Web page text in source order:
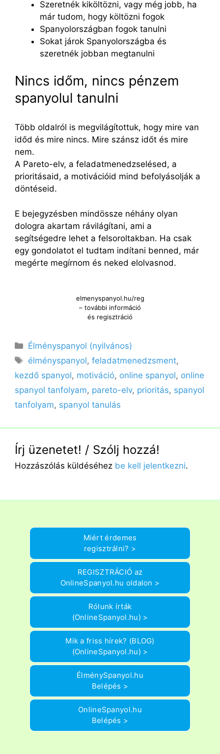
Szeretnék kiköltözni, vagy még jobb, ha
már tudom, hogy költözni fogok
Spanyolországban fogok tanulni
Sokat járok Spanyolországba és
szeretnék jobban megtanulni
Nincs időm, nincs pénzem
spanyolul tanulni
Több oldalról is megvilágítottuk, hogy mire van
időd és mire nincs. Mire szánsz időt és mire
nem.
A Pareto-elv, a feladatmenedzselésed, a
prioritásaid, a motivációid mind befolyásolják a
döntéseid.
E bejegyzésben mindössze néhány olyan
dologra akartam rávilágítani, ami a
segítségedre lehet a felsoroltakban. Ha csak
egy gondolatot el tudtam indítani benned, már
megérte megírnom és neked elolvasnod.
elmenyspanyol.hu/reg
– további információ
és regisztráció
Kategória
Élményspanyol (nyilvános)
Címkék
élményspanyol,feladatmenedzsment,
kezdő spanyol, motiváció, online spanyol, online
spanyol tanfolyam, pareto-elv, prioritás, spanyol
tanfolyam, spanyol tanulás
Írj üzenetet! / Szólj hozzá!
Hozzászólás küldéséhez be kell jelentkezni.
Miért érdemes
regisztrálni? >
REGISZTRÁCIÓ az
OnlineSpanyol.hu oldalon >
Rólunk írták
(OnlineSpanyol.hu) >
Mik a friss hírek? (BLOG)
(OnlineSpanyol.hu) >
ÉlménySpanyol.hu
Belépés >
OnlineSpanyol.hu
Belépés >